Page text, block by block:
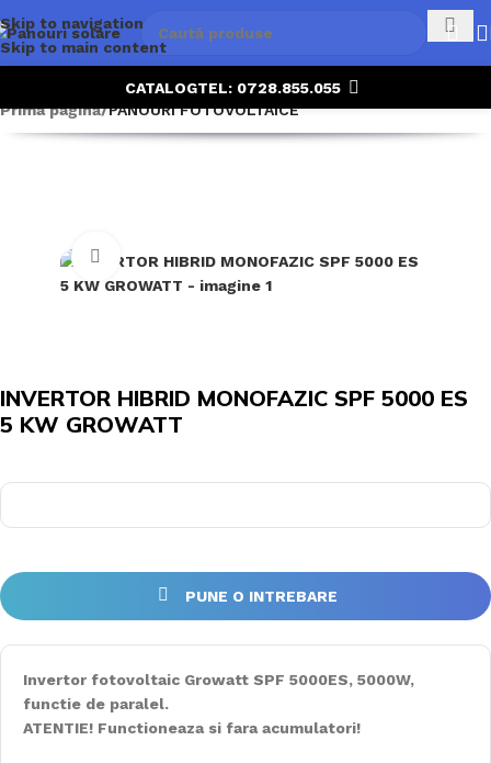
Skip to navigation
Skip to main content
CATALOGTEL: 0728.855.055
Prima pagină PANOURI FOTOVOLTAICE
Click to enlarge
INVERTOR HIBRID MONOFAZIC SPF 5000 ES
5 KW GROWATT
PUNE O INTREBARE
Invertor fotovoltaic Growatt SPF 5000ES, 5000W,
functie de paralel.
ATENTIE! Functioneaza si fara acumulatori!